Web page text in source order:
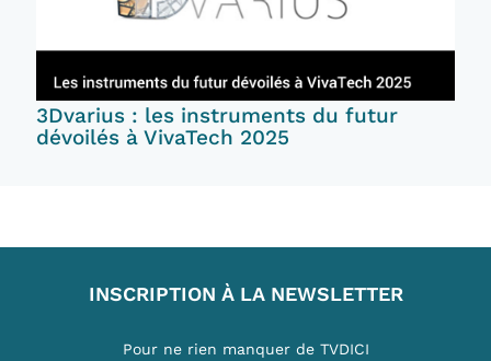
3Dvarius : les instruments du futur
dévoilés à VivaTech 2025
INSCRIPTION À LA NEWSLETTER
Pour ne rien manquer de TVDICI